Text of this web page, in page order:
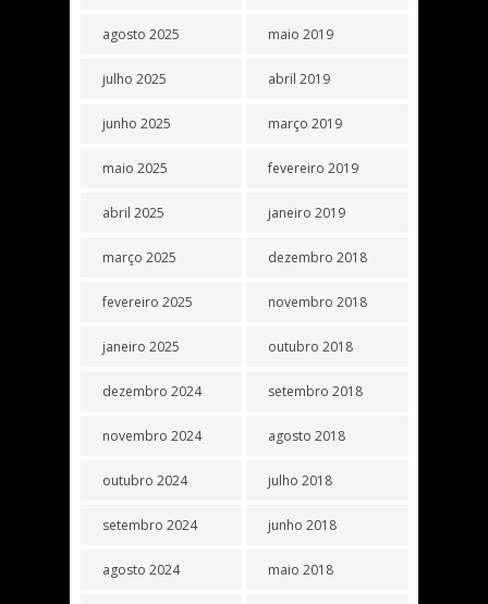
agosto 2025
julho 2025
junho 2025
maio 2025
abril 2025
março 2025
fevereiro 2025
janeiro 2025
dezembro 2024
novembro 2024
outubro 2024
setembro 2024
agosto 2024
maio 2019
abril 2019
março 2019
fevereiro 2019
janeiro 2019
dezembro 2018
novembro 2018
outubro 2018
setembro 2018
agosto 2018
julho 2018
junho 2018
maio 2018